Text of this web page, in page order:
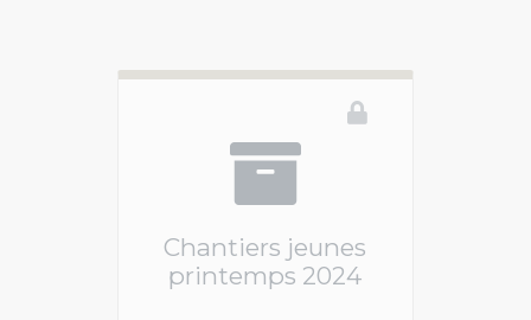
Chantiers jeunes
printemps 2024